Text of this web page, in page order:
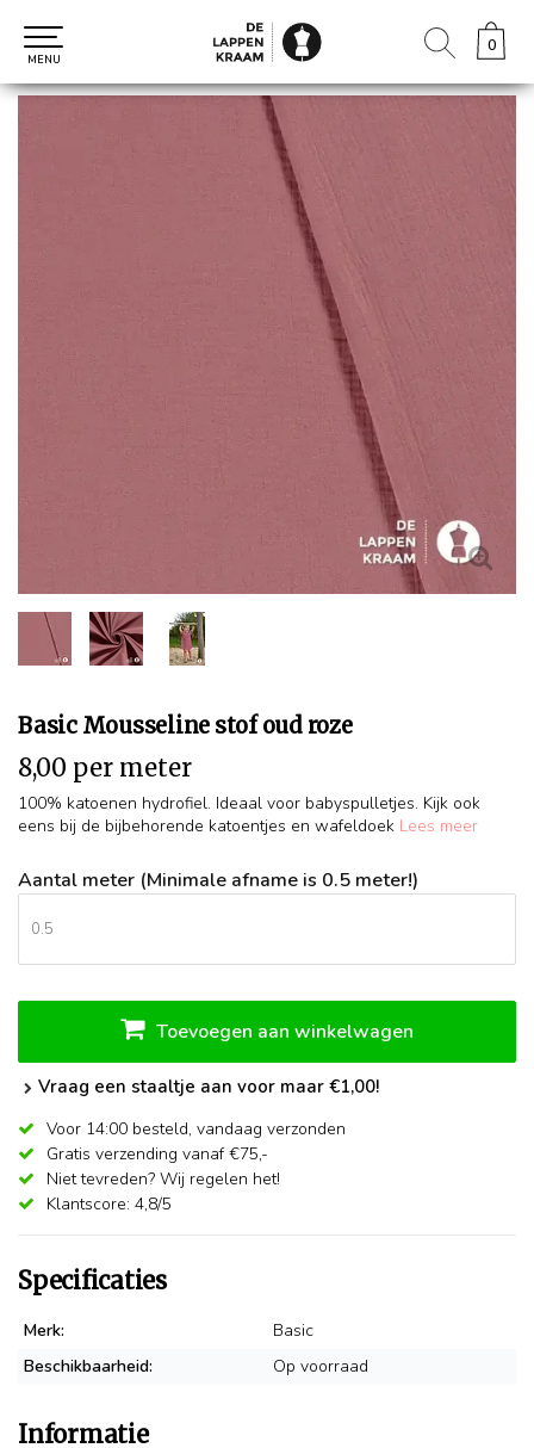
0
0
MENU
Basic Mousseline stof oud roze
8,00 per meter
100% katoenen hydrofiel. Ideaal voor babyspulletjes. Kijk ook
eens bij de bijbehorende katoentjes en wafeldoek Lees meer
Aantal meter (Minimale afname is 0.5 meter!)
Toevoegen aan winkelwagen
Vraag een staaltje aan voor maar €1,00!
Voor 14:00 besteld, vandaag verzonden
Gratis verzending vanaf €75,-
Niet tevreden? Wij regelen het!
Klantscore: 4,8/5
Specificaties
Merk:
Basic
Beschikbaarheid:
Op voorraad
Informatie